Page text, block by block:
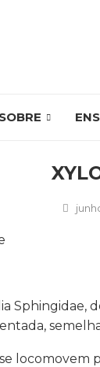
SOBRE
Sphingidae,
locomovem